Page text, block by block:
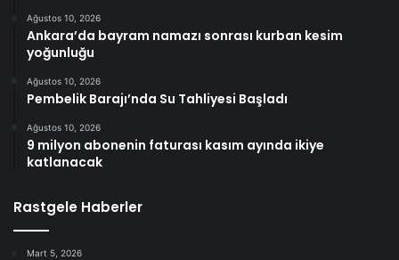
Ağustos 10, 2026
Ankara’da bayram namazı sonrası kurban kesim
yoğunluğu
Ağustos 10, 2026
Pembelik Barajı’nda Su Tahliyesi Başladı
Ağustos 10, 2026
9 milyon abonenin faturası kasım ayında ikiye
katlanacak
Rastgele Haberler
Mart 5, 2026